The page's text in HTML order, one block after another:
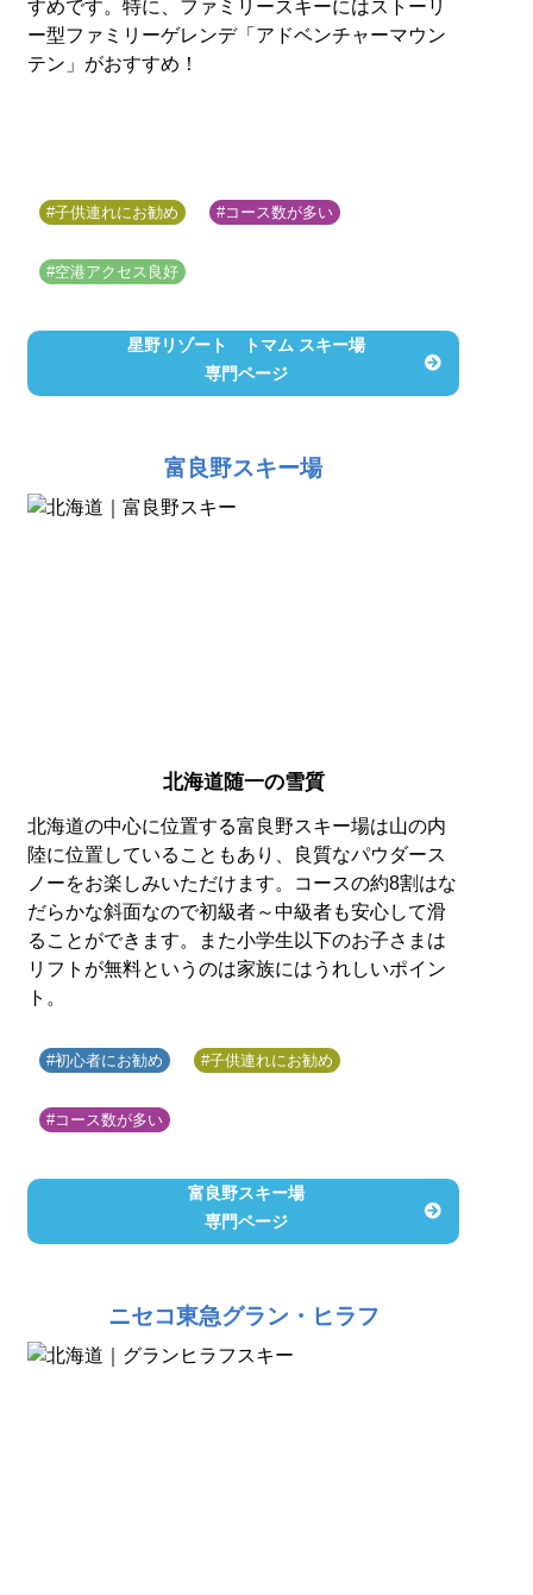
すめです。特に、ファミリースキーにはストーリ
ー型ファミリーゲレンデ「アドベンチャーマウン
テン」がおすすめ！
#子供連れにお勧め #コース数が多い
#空港アクセス良好
星野リゾート トマム スキー場
専門ページ
富良野スキー場
北海道随一の雪質
北海道の中心に位置する富良野スキー場は山の内
陸に位置していることもあり、良質なパウダース
ノーをお楽しみいただけます。コースの約8割はな
だらかな斜面なので初級者～中級者も安心して滑
ることができます。また小学生以下のお子さまは
リフトが無料というのは家族にはうれしいポイン
ト。
#初心者にお勧め #子供連れにお勧め
#コース数が多い
富良野スキー場
専門ページ
ニセコ東急グラン・ヒラフ